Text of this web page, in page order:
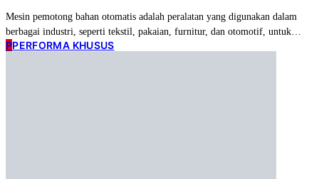
Mesin pemotong bahan otomatis adalah peralatan yang digunakan dalam
berbagai industri, seperti tekstil, pakaian, furnitur, dan otomotif, untuk…
PPERFORMA KHUSUS